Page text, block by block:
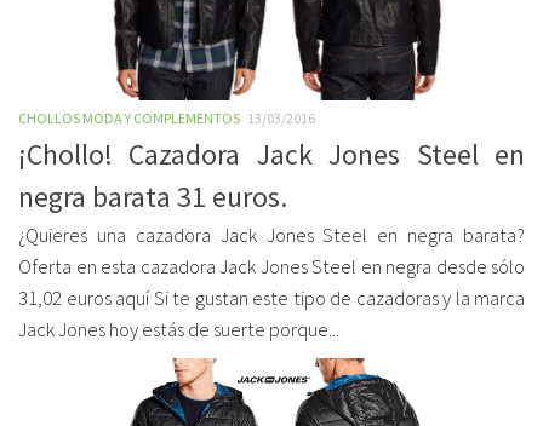
CHOLLOS MODA Y COMPLEMENTOS 13/03/2016
¡Chollo! Cazadora Jack Jones Steel en
negra barata 31 euros.
¿Quieres una cazadora Jack Jones Steel en negra barata?
Oferta en esta cazadora Jack Jones Steel en negra desde sólo
31,02 euros aquí Si te gustan este tipo de cazadoras y la marca
Jack Jones hoy estás de suerte porque...